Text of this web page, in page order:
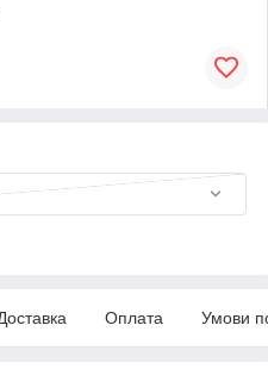
Оплата Умови